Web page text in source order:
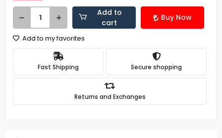
Add to
cart
Buy Now
Add to my favorites
Fast Shipping Secure shopping
Returns and Exchanges